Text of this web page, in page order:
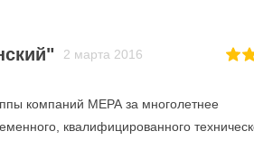
2 марта 2016
компаний МЕРА за многолетнее
квалифицированного